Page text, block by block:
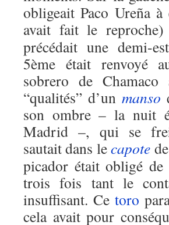
obligeait Paco Ureña
avait fait le
précédait une demi-
5ème était renvoyé
sobrero de
“qualités” d’un manso
son ombre – la nuit
Madrid –, qui se
sautait dans lecapote
picador était obligé
trois fois tant le
insuffisant. Ce toro
cela avait pour